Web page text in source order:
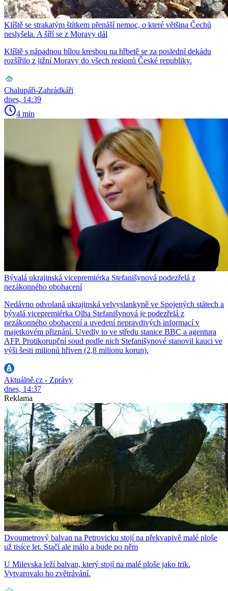
Klíště se strakatým štítkem přenáší nemoc, o které většina Čechů
neslyšela. A šíří se z Moravy dál
Klíště s nápadnou bílou kresbou na hřbetě se za poslední dekádu
rozšířilo z jižní Moravy do všech regionů České republiky.
Chalupáři-Zahrádkáři
dnes, 14:39
4 min
Bývalá ukrajinská vicepremiérka Stefanišynová podezřelá z
nezákonného obohacení
Nedávno odvolaná ukrajinská velvyslankyně ve Spojených státech a
bývalá vicepremiérka Olha Stefanišynová je podezřelá z
nezákonného obohacení a uvedení nepravdivých informací v
majetkovém přiznání. Uvedly to ve středu stanice BBC a agentura
AFP. Protikorupční soud podle nich Stefanišynové stanovil kauci ve
výši šesti milionů hřiven (2,8 milionu korun).
Aktuálně.cz - Zprávy
dnes, 14:37
Reklama
Dvoumetrový balvan na Petrovicku stojí na překvapivě malé ploše
už tisíce let. Stačí ale málo a bude po něm
U Milevska leží balvan, který stojí na malé ploše jako trik.
Vytvarovalo ho zvětrávání.